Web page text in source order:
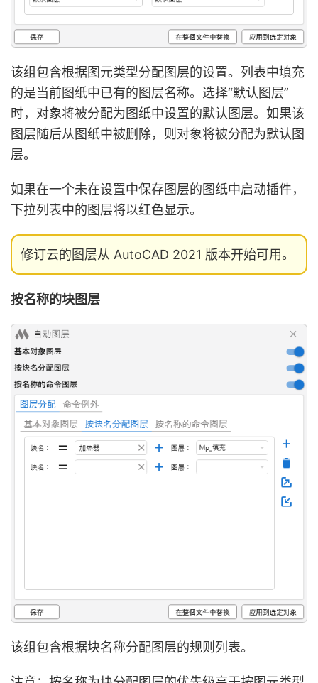
该组包含根据图元类型分配图层的设置。列表中填充
的是当前图纸中已有的图层名称。选择“默认图层”
时，对象将被分配为图纸中设置的默认图层。如果该
图层随后从图纸中被删除，则对象将被分配为默认图
层。
如果在一个未在设置中保存图层的图纸中启动插件，
下拉列表中的图层将以红色显示。
修订云的图层从 AutoCAD 2021 版本开始可用。
按名称的块图层
该组包含根据块名称分配图层的规则列表。